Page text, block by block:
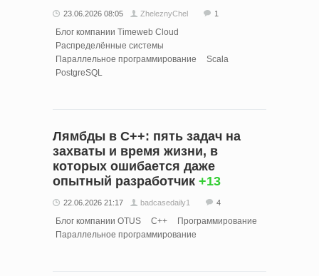
23.06.2026 08:05 ZheleznyChel 1
Блог компании Timeweb Cloud
Распределённые системы
Параллельное программирование
Scala
PostgreSQL
Лямбды в C++: пять задач на
захваты и время жизни, в
которых ошибается даже
опытный разработчик +13
22.06.2026 21:17 badcasedaily1 4
Блог компании OTUS C++
Программирование
Параллельное программирование